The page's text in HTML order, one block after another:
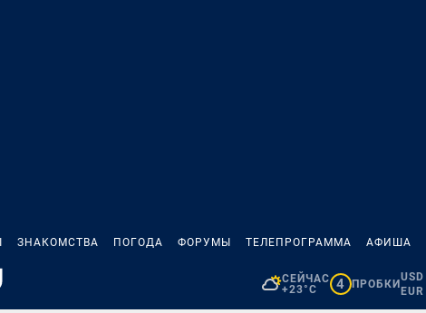
ЗНАКОМСТВА ПОГОДА ФОРУМЫ ТЕЛЕПРОГРАММА АФИША
СЕЙЧАС
+23°C
4 ПРОБКИ